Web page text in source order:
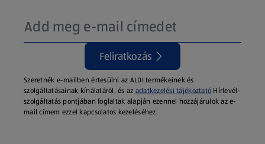
Feliratkozás
Szeretnék e-mailben értesülni az ALDI termékeinek és
szolgáltatásainak kínálatáról, és az adatkezelési tájékoztató Hírlevél-
szolgáltatás pontjában foglaltak alapján ezennel hozzájárulok az e-
mail címem ezzel kapcsolatos kezeléséhez.